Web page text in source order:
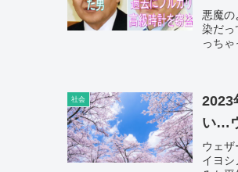
悪魔
染だっ
っち
社会
2023
い…
ウェ
イヨ